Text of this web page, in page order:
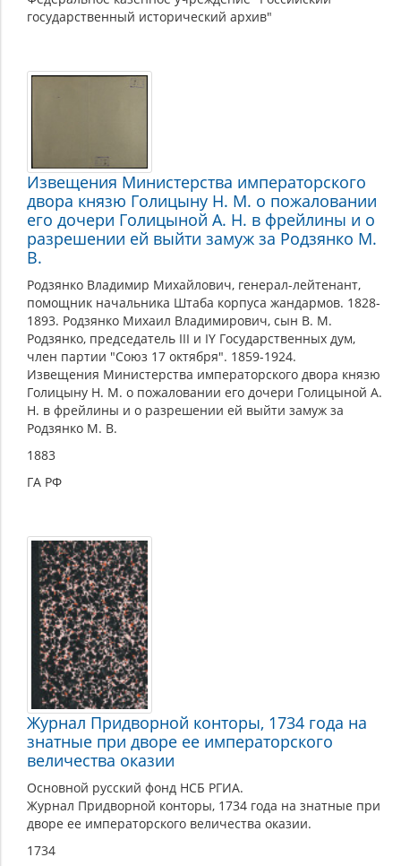
государственный исторический архив"
Извещения Министерства императорского
двора князю Голицыну Н. М. о пожаловании
его дочери Голицыной А. Н. в фрейлины и о
разрешении ей выйти замуж за Родзянко М.
В.
Родзянко Владимир Михайлович, генерал-лейтенант,
помощник начальника Штаба корпуса жандармов. 1828-
1893. Родзянко Михаил Владимирович, сын В. М.
Родзянко, председатель III и IY Государственных дум,
член партии "Союз 17 октября". 1859-1924.
Извещения Министерства императорского двора князю
Голицыну Н. М. о пожаловании его дочери Голицыной А.
Н. в фрейлины и о разрешении ей выйти замуж за
Родзянко М. В.
1883
ГА РФ
Журнал Придворной конторы, 1734 года на
знатные при дворе ее императорского
величества оказии
Основной русский фонд НСБ РГИА.
Журнал Придворной конторы, 1734 года на знатные при
дворе ее императорского величества оказии.
1734